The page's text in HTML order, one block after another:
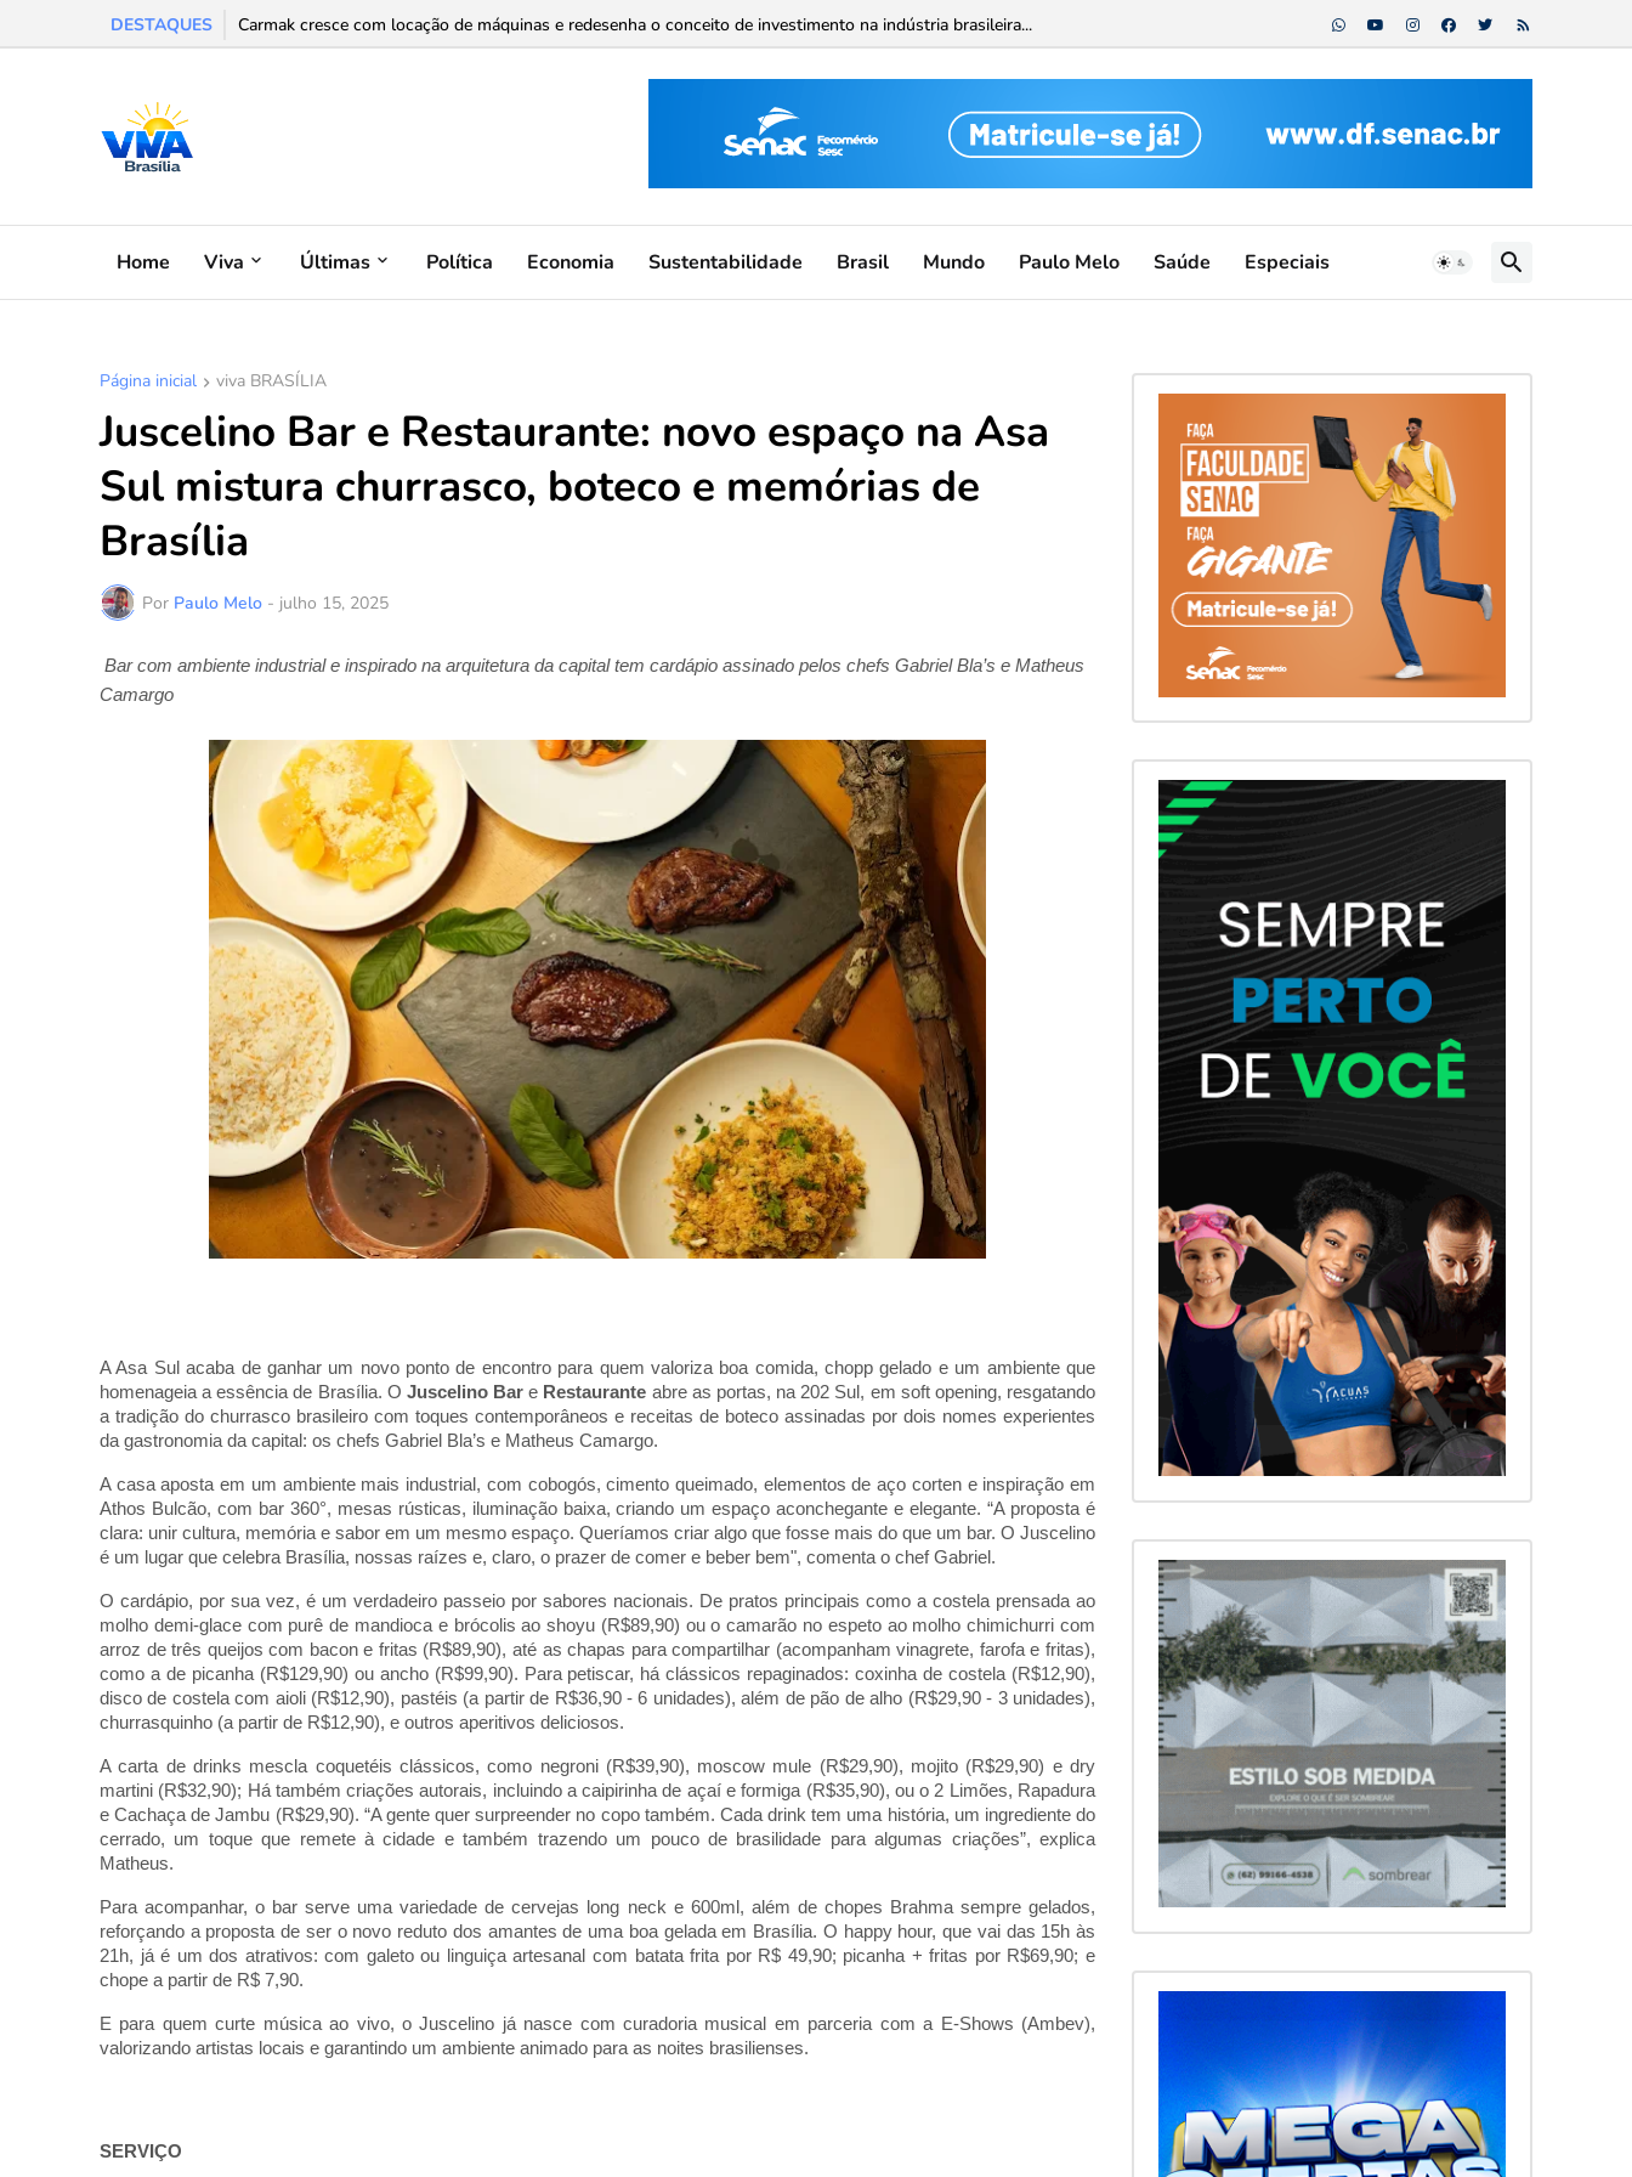
DESTAQUES Carmak cresce com locação de máquinas e redesenha o conceito de investimento na indústria brasileira...
Maratona Monumental de Brasília chega à 7ª edição com Permit Ouro da CBAt e expectativa de reunir 12 mil atletas...
Home Viva Últimas Política Economia Sustentabilidade Brasil Mundo Paulo Melo Saúde Especiais
Página inicial viva BRASÍLIA
Juscelino Bar e Restaurante: novo espaço na Asa
Sul mistura churrasco, boteco e memórias de
Brasília
Por Paulo Melo - julho 15, 2025
Bar com ambiente industrial e inspirado na arquitetura da capital tem cardápio assinado pelos chefs Gabriel Bla’s e Matheus
Camargo
A Asa Sul acaba de ganhar um novo ponto de encontro para quem valoriza boa comida, chopp gelado e um ambiente que
homenageia a essência de Brasília. O Juscelino Bar e Restaurante abre as portas, na 202 Sul, em soft opening, resgatando
a tradição do churrasco brasileiro com toques contemporâneos e receitas de boteco assinadas por dois nomes experientes
da gastronomia da capital: os chefs Gabriel Bla’s e Matheus Camargo.
A casa aposta em um ambiente mais industrial, com cobogós, cimento queimado, elementos de aço corten e inspiração em
Athos Bulcão, com bar 360°, mesas rústicas, iluminação baixa, criando um espaço aconchegante e elegante. “A proposta é
clara: unir cultura, memória e sabor em um mesmo espaço. Queríamos criar algo que fosse mais do que um bar. O Juscelino
é um lugar que celebra Brasília, nossas raízes e, claro, o prazer de comer e beber bem", comenta o chef Gabriel.
O cardápio, por sua vez, é um verdadeiro passeio por sabores nacionais. De pratos principais como a costela prensada ao
molho demi-glace com purê de mandioca e brócolis ao shoyu (R$89,90) ou o camarão no espeto ao molho chimichurri com
arroz de três queijos com bacon e fritas (R$89,90), até as chapas para compartilhar (acompanham vinagrete, farofa e fritas),
como a de picanha (R$129,90) ou ancho (R$99,90). Para petiscar, há clássicos repaginados: coxinha de costela (R$12,90),
disco de costela com aioli (R$12,90), pastéis (a partir de R$36,90 - 6 unidades), além de pão de alho (R$29,90 - 3 unidades),
churrasquinho (a partir de R$12,90), e outros aperitivos deliciosos.
A carta de drinks mescla coquetéis clássicos, como negroni (R$39,90), moscow mule (R$29,90), mojito (R$29,90) e dry
martini (R$32,90); Há também criações autorais, incluindo a caipirinha de açaí e formiga (R$35,90), ou o 2 Limões, Rapadura
e Cachaça de Jambu (R$29,90). “A gente quer surpreender no copo também. Cada drink tem uma história, um ingrediente do
cerrado, um toque que remete à cidade e também trazendo um pouco de brasilidade para algumas criações”, explica
Matheus.
Para acompanhar, o bar serve uma variedade de cervejas long neck e 600ml, além de chopes Brahma sempre gelados,
reforçando a proposta de ser o novo reduto dos amantes de uma boa gelada em Brasília. O happy hour, que vai das 15h às
21h, já é um dos atrativos: com galeto ou linguiça artesanal com batata frita por R$ 49,90; picanha + fritas por R$69,90; e
chope a partir de R$ 7,90.
E para quem curte música ao vivo, o Juscelino já nasce com curadoria musical em parceria com a E-Shows (Ambev),
valorizando artistas locais e garantindo um ambiente animado para as noites brasilienses.
SERVIÇO